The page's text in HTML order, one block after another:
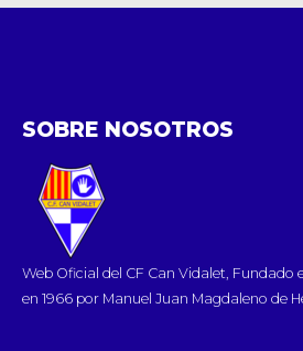
SOBRE NOSOTROS
Web Oficial del CF Can Vidalet, Fundado
en 1966 por Manuel Juan Magdaleno de